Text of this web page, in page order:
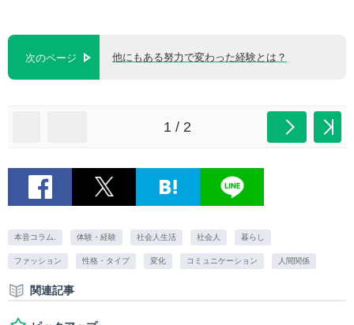
次のページ 他にもある努力で変わった経験とは？
1 / 2
本音コラム. 体験・経験 社会人生活 社会人 暮らし
ファッション 性格・タイプ 変化 コミュニケーション 人間関係
関連記事